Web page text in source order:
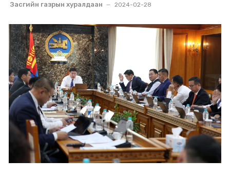
Засгийн газрын хуралдаан 2024-02-28